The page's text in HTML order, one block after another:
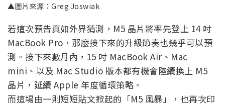
▲圖片來源：Greg Joswiak
若這次預告真如外界猜測，M5 晶片將率先登上 14 吋
MacBook Pro，那麼接下來的升級節奏也幾乎可以預
測。接下來數月內，15 吋 MacBook Air、Mac
mini、以及 Mac Studio 版本都有機會陸續換上 M5
晶片，延續 Apple 年度循環策略。
而這場由一則短短貼文掀起的「M5 風暴」，也再次印